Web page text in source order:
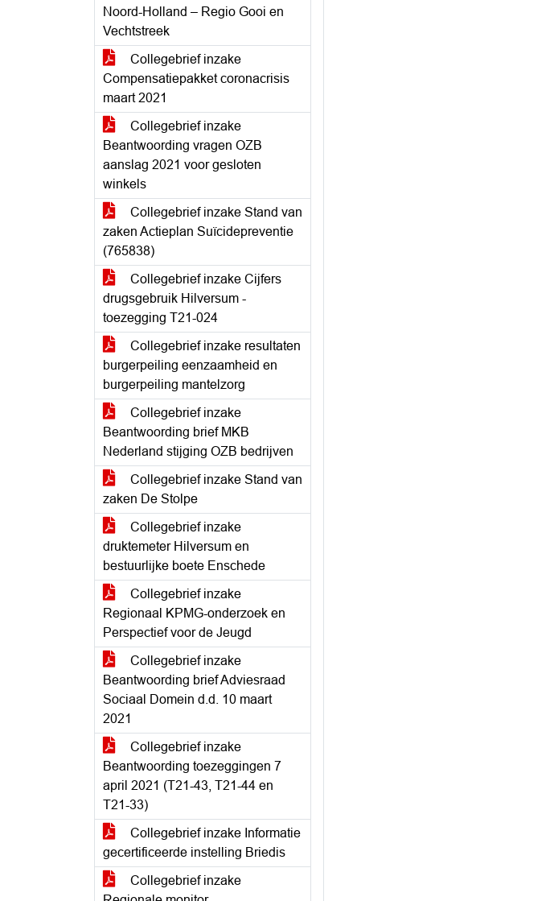
Noord-Holland – Regio Gooi en
Vechtstreek
Collegebrief inzake
Compensatiepakket coronacrisis
maart 2021
Collegebrief inzake
Beantwoording vragen OZB
aanslag 2021 voor gesloten
winkels
Collegebrief inzake Stand van
zaken Actieplan Suïcidepreventie
(765838)
Collegebrief inzake Cijfers
drugsgebruik Hilversum -
toezegging T21-024
Collegebrief inzake resultaten
burgerpeiling eenzaamheid en
burgerpeiling mantelzorg
Collegebrief inzake
Beantwoording brief MKB
Nederland stijging OZB bedrijven
Collegebrief inzake Stand van
zaken De Stolpe
Collegebrief inzake
druktemeter Hilversum en
bestuurlijke boete Enschede
Collegebrief inzake
Regionaal KPMG-onderzoek en
Perspectief voor de Jeugd
Collegebrief inzake
Beantwoording brief Adviesraad
Sociaal Domein d.d. 10 maart
2021
Collegebrief inzake
Beantwoording toezeggingen 7
april 2021 (T21-43, T21-44 en
T21-33)
Collegebrief inzake Informatie
gecertificeerde instelling Briedis
Collegebrief inzake